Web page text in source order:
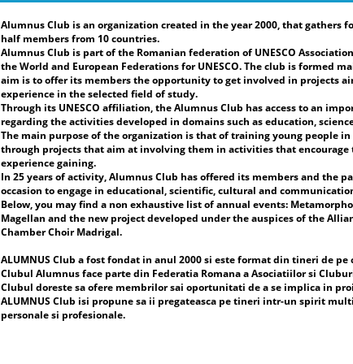
Alumnus Club is an organization created in the year 2000, that gathers
half members from 10 countries.
Alumnus Club is part of the Romanian federation of UNESCO
the World and European Federations for UNESCO. The club is formed
aim is to offer its members the opportunity to get involved in projects
experience in the selected field of study.
Through its UNESCO affiliation, the Alumnus Club has access to an
regarding the activities developed in domains such as education,
The main purpose of the organization is that of training young people
through projects that aim at involving them in activities that
experience gaining.
In 25 years of activity, Alumnus Club has offered its members and the
occasion to engage in educational, scientific, cultural and
Below, you may find a non exhaustive list of annual events:
Magellan and the new project developed under the auspices of the
Chamber Choir Madrigal.
ALUMNUS Club a fost fondat in anul 2000 si este format din tineri de pe
Clubul Alumnus face parte din Federatia Romana a Asociatiilor si
Clubul doreste sa ofere membrilor sai oportunitati de a se implica in
ALUMNUS Club isi propune sa ii pregateasca pe tineri intr-un spirit
personale si profesionale.